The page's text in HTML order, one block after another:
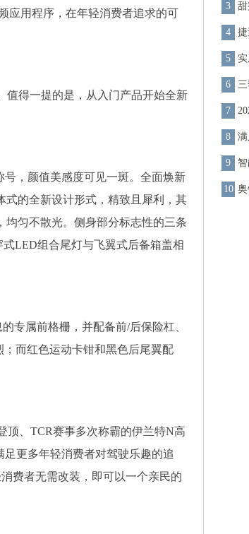
应用程序，在年轻消费者追求的可
值得一提的是，从入门产品开始全新
，颜值美感度可见一斑。全面焕新
式的全新设计形式，精致且犀利，其
匀不散光。侧身部分标志性的三条
LED组合尾灯与飞翼式后备箱盖相
专属前格栅，并配备前/后保险杠、
而红色运动卡钳和黑色后尾翼配
顶、TCR赛事多次称霸的伊兰特N高
更多年轻消费者对驾驶乐趣的追
费者无需改装，即可以一个亲民的
甜蜜
捷
实
三
满
智
奥